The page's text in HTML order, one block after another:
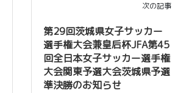
次の記事
第29回茨城県女子サッカー
選手権大会兼皇后杯JFA第45
回全日本女子サッカー選手権
大会関東予選大会茨城県予選
準決勝のお知らせ